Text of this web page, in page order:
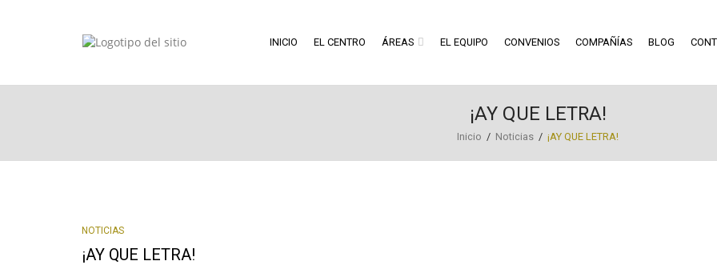
INICIO EL CENTRO ÁREAS EL EQUIPO CONVENIOS COMPAÑÍAS BLOG
¡AY QUE LETRA!
Inicio / Noticias / ¡AY QUE LETRA!
NOTICIAS
¡AY QUE LETRA!